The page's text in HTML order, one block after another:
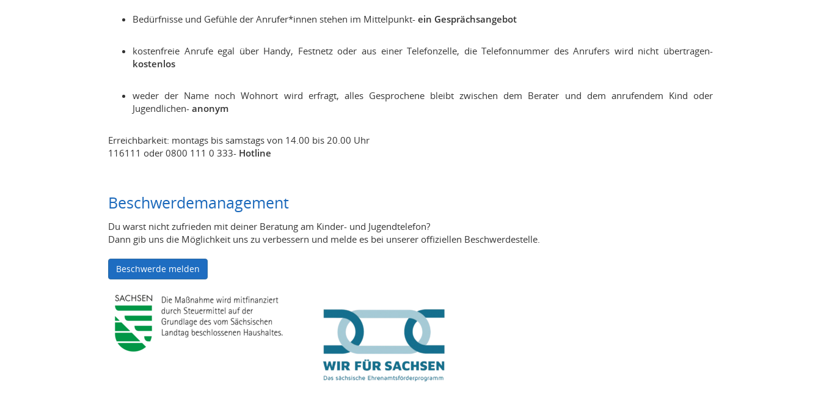
Bedürfnisse und Gefühle der Anrufer*innen stehen im Mittelpunkt- ein Gesprächsangebot
kostenfreie Anrufe egal über Handy, Festnetz oder aus einer Telefonzelle, die Telefonnummer des Anrufers wird nicht übertragen-
kostenlos
weder der Name noch Wohnort wird erfragt, alles Gesprochene bleibt zwischen dem Berater und dem anrufendem Kind oder
Jugendlichen- anonym
Erreichbarkeit: montags bis samstags von 14.00 bis 20.00 Uhr
116111 oder 0800 111 0 333- Hotline
Beschwerdemanagement
Du warst nicht zufrieden mit deiner Beratung am Kinder- und Jugendtelefon?
Dann gib uns die Möglichkeit uns zu verbessern und melde es bei unserer offiziellen Beschwerdestelle.
Beschwerde melden